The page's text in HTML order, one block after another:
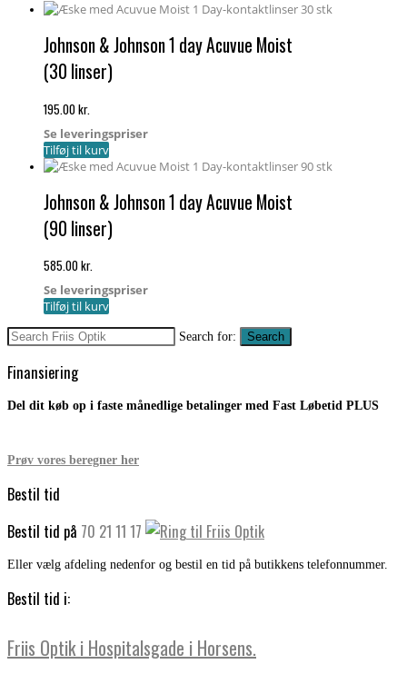
til
Johnson & Johnson 1 day Acuvue Moist
(30 linser)
195.00kr.
Se leveringspriser
Tilføj til kurv
Johnson & Johnson 1 day Acuvue Moist
(90 linser)
585.00kr.
Se leveringspriser
Tilføj til kurv
Search for: Search
Finansiering
Del dit køb op i faste månedlige betalinger med Fast Løbetid PLUS
Prøv vores beregner her
Bestil tid
Bestil tid på 70 21 11 17
Eller vælg afdeling nedenfor og bestil en tid på butikkens telefonnummer.
Bestil tid i:
Friis Optik i Hospitalsgade i Horsens.